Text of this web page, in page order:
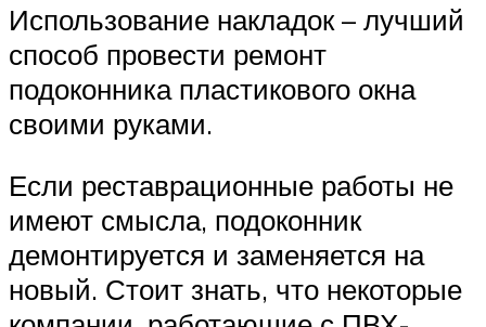
Использование накладок – лучший
способ провести ремонт
подоконника пластикового окна
своими руками.
Если реставрационные работы не
имеют смысла, подоконник
демонтируется и заменяется на
новый. Стоит знать, что некоторые